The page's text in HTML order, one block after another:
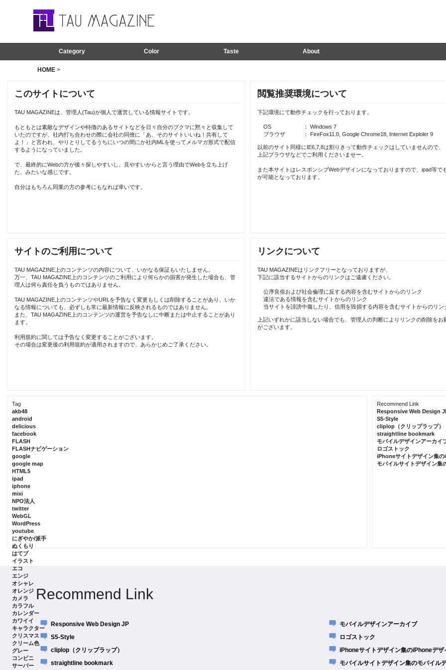
Category Color Taste About
HOME>
このサイトについて
TAU MAGAZINEは、管理人(Tau)が個人で運営している情報サイトです。
もともとは素敵なデザインや特徴のあるサイトなどを日々自分のブクマに黙々と収集して
いたのですが、社内打ち合わせの際に会社の同僚に「あ、そのサイトいいね！共有して
よ！」と言われ、やりとりしてるうちにいつの間にか社内MLを使ってメルマガ形式で配信
するようになっていました。
で、最終的にWebの方が後々探しやすいし、見やすいからと言う理由でWebを立ち上げ
た、みたいな感じです。
自分はもちろん同業の方の参考にもなれば幸いです。
閲覧推奨環境について
下記環境にて動作チェックを行っております。
OS
： Windows 7
ブラウザ
： FireFox11.0, Google Chrome18, Internet Exploler 9
以前のサイト同様にIE6,7,8は割りきって動作チェックはしていませんので、
上記ブラウザなどでご利用くださいませー。
また本サイトはレスポンシブWebデザインになっておりますので、ipad等で
が可能となっております。
サイトのご利用について
TAU MAGAZINE上のコンテンツの内容について、いかなる保証もいたしません。
万一、TAU MAGAZINE上のコンテンツのご利用により何らかの損害が発生した場合も、管
理人は何ら責任を負うものではありません。
TAU MAGAZINE上のコンテンツやURLを予告なく変更もしくは削除することがあり、いか
なる情報についても、必ずしも常に最新情報に反映されるものではありません。
また、TAU MAGAZINE上のコンテンツの運営を予告なしに中断または中止することがあり
ます。
利用規約に関しては予告なく変更することがございます。
その場合は変更後の利用規約が適用されますので、あらかじめご了承ください。
リンクについて
TAU MAGAZINEはリンクフリーとなっておりますが、
下記に該当するサイトからのリンクはご遠慮ください。
公序良俗および社会倫理に反する内容を含むサイトからのリンク
違法である情報を含むサイトからのリンク
当サイトを誹謗中傷したり、信用を毀損する内容を含むサイトからのリン
上記いずれかに該当しない場合でも、管理人の判断によりリンクの削除をお
がございます。
Tag
akb48
android
delicious
facebook
FLASH
FLASHナビゲーション
google
google map
HTML5
ipad
iphone
mixi
NPO法人
twitter
WebGL
WordPress
youtube
にぎやか/派手
ぬくもり
はてブ
イラスト
エコ
エンジ
オシャレ
オレンジ
カメラ
カラフル
カレンダー
カワイイ
キャラクター
クリスマス
クリーム色
グレー
コンビニ
サーバー
Recommend Link
Responsive Web Design
S5-Style
cliplop（クリップラップ）
straightline bookmark
モバイルデザインアーカイ
ロゴストック
iPhoneサイトデザイン集
モバイルサイトデザイン集
Recommend Link
Responsive Web Design JP
S5-Style
cliplop（クリップラップ）
straightline bookmark
モバイルデザインアーカイブ
ロゴストック
iPhoneサイトデザイン集のiPhoneデザ
モバイルサイトデザイン集のモバイル